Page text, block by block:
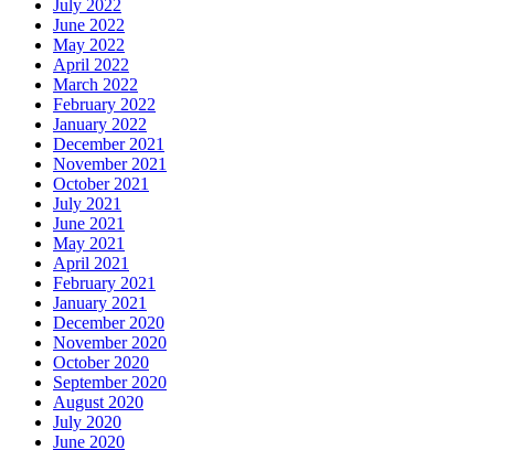
July 2022
June 2022
May 2022
April 2022
March 2022
February 2022
January 2022
December 2021
November 2021
October 2021
July 2021
June 2021
May 2021
April 2021
February 2021
January 2021
December 2020
November 2020
October 2020
September 2020
August 2020
July 2020
June 2020